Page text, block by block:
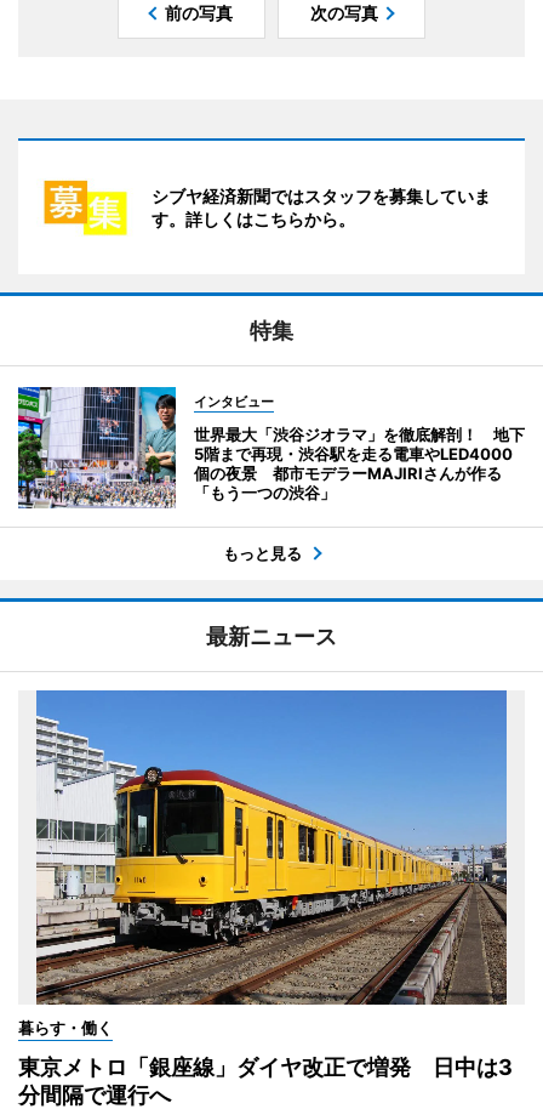
前の写真 次の写真
シブヤ経済新聞ではスタッフを募集していま
す。詳しくはこちらから。
特集
インタビュー
世界最大「渋谷ジオラマ」を徹底解剖！ 地下
5階まで再現・渋谷駅を走る電車やLED4000
個の夜景 都市モデラーMAJIRIさんが作る
「もう一つの渋谷」
もっと見る
最新ニュース
暮らす・働く
東京メトロ「銀座線」ダイヤ改正で増発 日中は3
分間隔で運行へ